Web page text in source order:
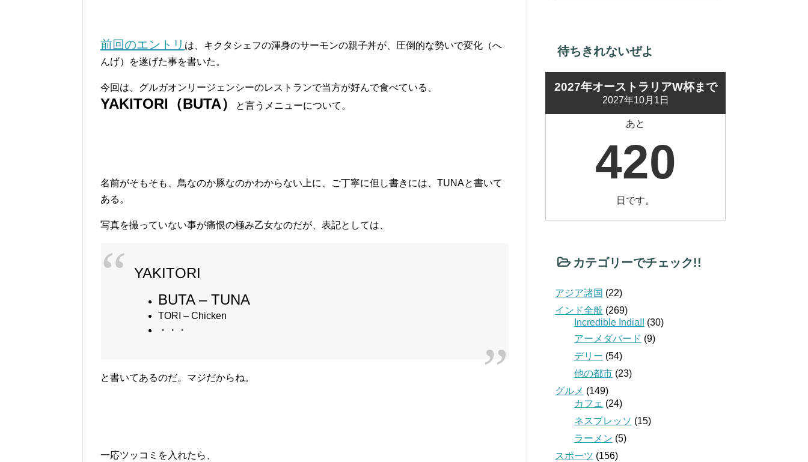
前回のエントリ は、キクタシェフの渾身のサーモンの親子丼が、圧倒的な勢いで変化（へ
んげ）を遂げた事を書いた。
今回は、グルガオンリージェンシーのレストランで当方が好んで食べている、
YAKITORI（BUTA） と言うメニューについて。
名前がそもそも、鳥なのか豚なのかわからない上に、ご丁寧に但し書きには、TUNAと書いて
ある。
写真を撮っていない事が痛恨の極み乙女なのだが、表記としては、
YAKITORI
BUTA – TUNA
TORI – Chicken
・・・
と書いてあるのだ。マジだからね。
一応ツッコミを入れたら、
待ちきれないぜよ
2027年オーストラリアW杯まで
2027年10月1日
あと
420
日です。
カテゴリーでチェック!!
アジア諸国 (22)
インド全般 (269)
Incredible India!! (30)
アーメダバード (9)
デリー (54)
他の都市 (23)
グルメ (149)
カフェ (24)
ネスプレッソ (15)
ラーメン (5)
スポーツ (156)